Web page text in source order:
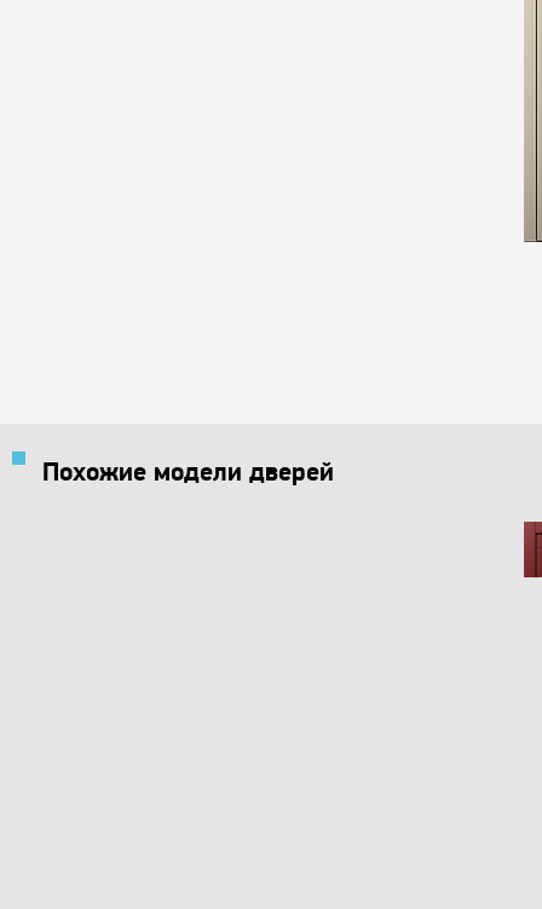
Похожие модели дверей